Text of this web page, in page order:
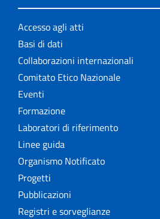
Accesso agli atti
Basi di dati
Collaborazioni internazionali
Comitato Etico Nazionale
Eventi
Formazione
Laboratori di riferimento
Linee guida
Organismo Notificato
Progetti
Pubblicazioni
Registri e sorveglianze